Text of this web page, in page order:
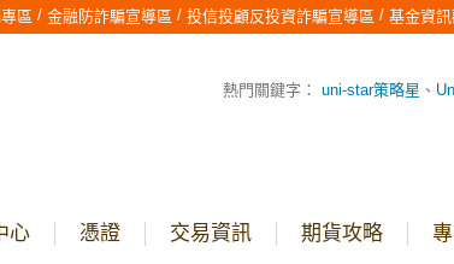
區 / 金融防詐騙宣導區 / 投信投顧反投資詐騙宣導區 / 基金資
熱門關鍵字： uni-star策略星 、
心 憑證 交易資訊 期貨攻略